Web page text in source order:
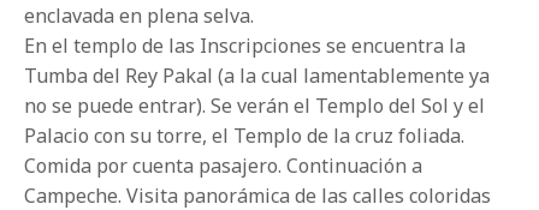
enclavada en plena selva.
En el templo de las Inscripciones se encuentra la
Tumba del Rey Pakal (a la cual lamentablemente ya
no se puede entrar). Se verán el Templo del Sol y el
Palacio con su torre, el Templo de la cruz foliada.
Comida por cuenta pasajero. Continuación a
Campeche. Visita panorámica de las calles coloridas